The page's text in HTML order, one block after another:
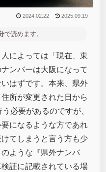
2024.02.22 2025.09.19
で読めます。
によっては「現在、東
ンバーは大阪になって
はずです。本来、県外
所が変更された日から
必要があるのですが、
になるような方であれ
てしまうと言う方も少
ような『県外ナンバ
証に記載されている場